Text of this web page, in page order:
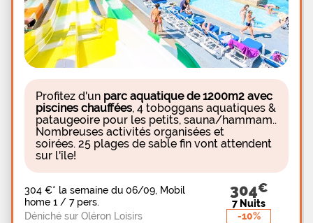
enfants invite les 4-10 ans à participer à des
activités ludiques, artistiques et sportives, avec
des jeux en plein-air et des séances de château
gonflable. Tous les après-midi, les plus grand
pourront participer à des tournois de football, de
volley-ball, de basket-ball ou de pétanque. Le soir
enfin, toute la famille pourra participer à des
activités variées avec apéros quizz, blind-tests,
quizz culturels, soirées karaoké, soirées disco,
soirées loto et même des spectacles et concerts.
Les vacanciers pourront, à proximité du camping,
visiter Saint-Michel-en-l'Herm, ancienne île du
Golfe du Pictons, mais également l'île de la Dive ou
la Digue des Polders.
Profitez d'un parc aquatique de 1200m2 avec
piscines chauffées, 4 toboggans aquatiques &
pataugeoire pour les petits, sauna/hammam..
Nombreuses activités organisées et
soirées. 25 plages de sable fin vont attendent
sur l'île!
304 €* la semaine du 06/09, Mobil
home 1 / 7 pers.
Déniché sur Oléron Loisirs
304
7 Nuits
-10%